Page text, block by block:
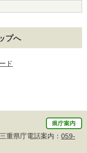
プへ
ド
県庁電話案内： 059-